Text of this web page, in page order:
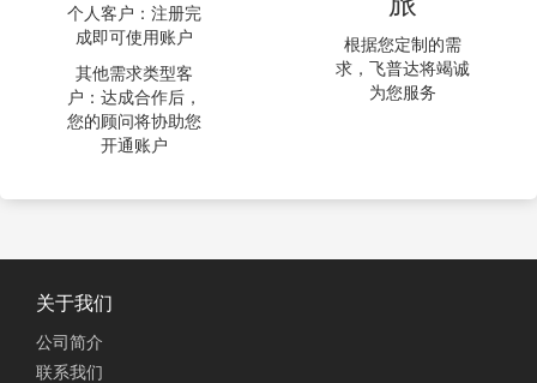
个人客户：注册完
成即可使用账户
其他需求类型客
户：达成合作后，
您的顾问将协助您
开通账户
旅
根据您定制的需
求，飞普达将竭诚
为您服务
关于我们
公司简介
联系我们